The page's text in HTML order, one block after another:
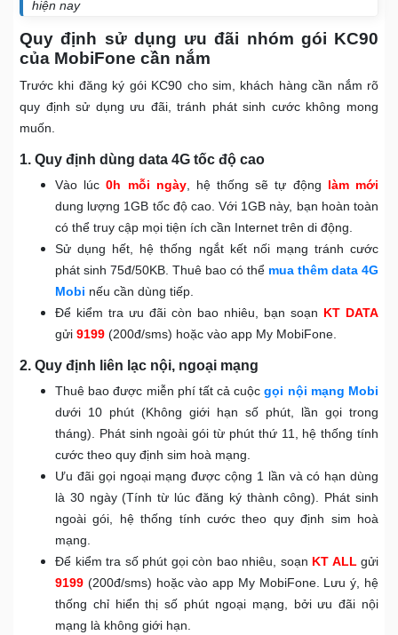
hiện nay
Quy định sử dụng ưu đãi nhóm gói KC90
của MobiFone cần nắm
Trước khi đăng ký gói KC90 cho sim, khách hàng cần nắm rõ
quy định sử dụng ưu đãi, tránh phát sinh cước không mong
muốn.
1. Quy định dùng data 4G tốc độ cao
Vào lúc0h mỗi ngày, hệ thống sẽ tự động làm mới
dung lượng 1GB tốc độ cao. Với 1GB này, bạn hoàn toàn
có thể truy cập mọi tiện ích cần Internet trên di động.
Sử dụng hết, hệ thống ngắt kết nối mạng tránh cước
phát sinh 75đ/50KB. Thuê bao có thể mua thêm data 4G
Mobi nếu cần dùng tiếp.
Để kiểm tra ưu đãi còn bao nhiêu, bạn soạn KT DATA
gửi 9199 (200đ/sms) hoặc vào app My MobiFone.
2. Quy định liên lạc nội, ngoại mạng
Thuê bao được miễn phí tất cả cuộcgọi nội mạng Mobi
dưới 10 phút (Không giới hạn số phút, lần gọi trong
tháng). Phát sinh ngoài gói từ phút thứ 11, hệ thống tính
cước theo quy định sim hoà mạng.
Ưu đãi gọi ngoại mạng được cộng 1 lần và có hạn dùng
là 30 ngày (Tính từ lúc đăng ký thành công). Phát sinh
ngoài gói, hệ thống tính cước theo quy định sim hoà
mạng.
Để kiểm tra số phút gọi còn bao nhiêu, soạn KT ALL gửi
9199 (200đ/sms) hoặc vào app My MobiFone. Lưu ý, hệ
thống chỉ hiển thị số phút ngoại mạng, bởi ưu đãi nội
mạng là không giới hạn.